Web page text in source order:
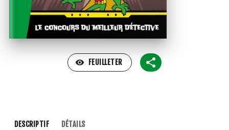
visibility FEUILLETER
DESCRIPTIF DÉTAILS